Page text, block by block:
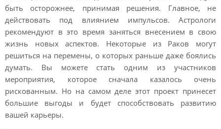
быть осторожнее, принимая решения. Главное, не
действовать под влиянием импульсов. Астрологи
рекомендуют в это время заняться внесением в свою
жизнь новых аспектов. Некоторые из Раков могут
решиться на перемены, о которых раньше даже боялись
думать. Вы можете стать одним из участников
мероприятия, которое сначала казалось очень
рискованным. Но на самом деле этот проект принесет
большие выгоды и будет способствовать развитию
вашей карьеры.